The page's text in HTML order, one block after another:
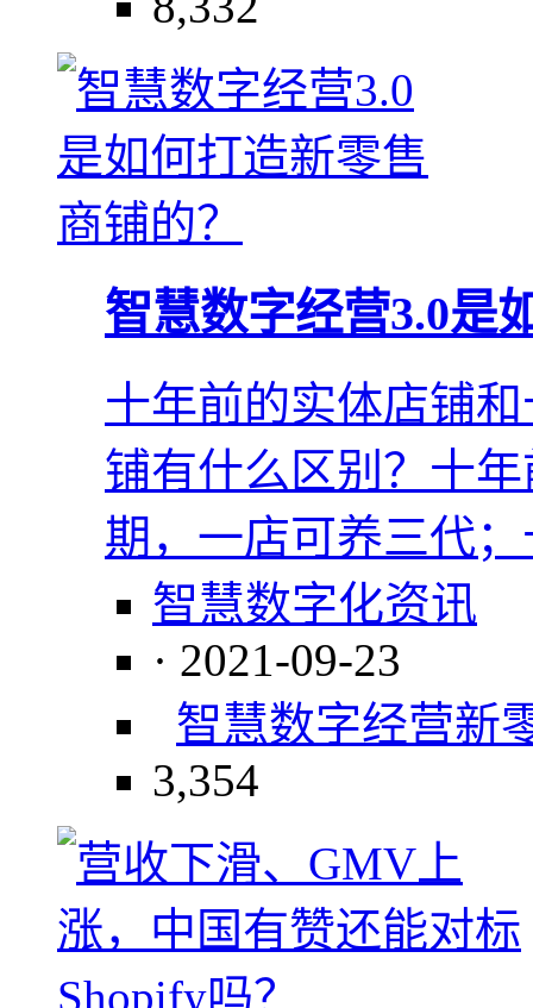
智慧数字经营3.0是
十年前的实体店铺
铺有什么区别？十
期，一店可养三代
智慧数字化资讯
· 2021-09-23
智慧数字经营新
3,354